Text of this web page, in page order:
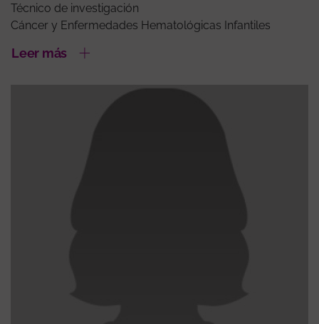
Técnico de investigación
Cáncer y Enfermedades Hematológicas Infantiles
Leer más